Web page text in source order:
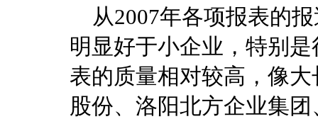
从2007年各项报表的
明显好于小企业，特别
表的质量相对较高，像
股份、洛阳北方企业集